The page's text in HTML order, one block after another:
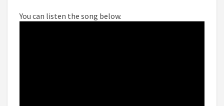
You can listen the song below.